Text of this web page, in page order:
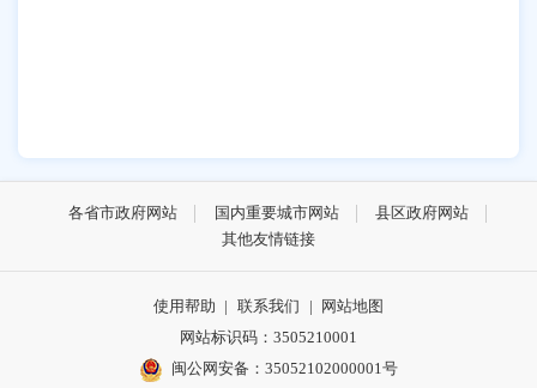
各省市政府网站 国内重要城市网站
县区政府网站
其他友情链接
使用帮助 | 联系我们 | 网站地图
网站标识码：3505210001
闽公网安备：35052102000001号